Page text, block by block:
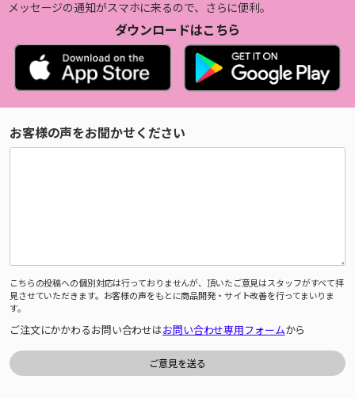
メッセージの通知がスマホに来るので、さらに便利。
ダウンロードはこちら
お客様の声をお聞かせください
こちらの投稿への個別対応は行っておりませんが、頂いたご意見はスタッフがすべて拝
見させていただきます。お客様の声をもとに商品開発・サイト改善を行ってまいりま
す。
ご注文にかかわるお問い合わせはお問い合わせ専用フォームから